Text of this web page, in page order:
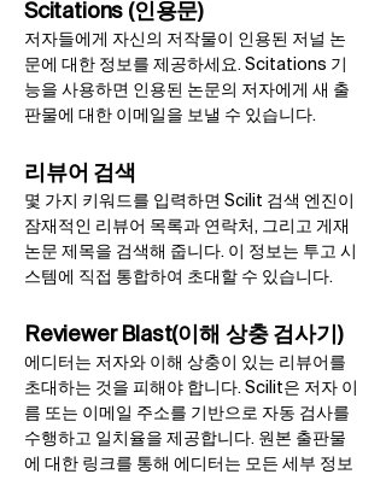
Scitations (인용문)​
저자들에게 자신의 저작물이 인용된 저널 논
문에 대한 정보를 제공하세요. Scitations 기
능을 사용하면 인용된 논문의 저자에게 새 출
판물에 대한 이메일을 보낼 수 있습니다.​
리뷰어 검색
몇 가지 키워드를 입력하면 Scilit 검색 엔진이
잠재적인 리뷰어 목록과 연락처, 그리고 게재
논문 제목을 검색해 줍니다. 이 정보는 투고 시
스템에 직접 통합하여 초대할 수 있습니다.
Reviewer Blast(이해 상충 검사기)
에디터는 저자와 이해 상충이 있는 리뷰어를
초대하는 것을 피해야 합니다. Scilit은 저자 이
름 또는 이메일 주소를 기반으로 자동 검사를
수행하고 일치율을 제공합니다. 원본 출판물
에 대한 링크를 통해 에디터는 모든 세부 정보